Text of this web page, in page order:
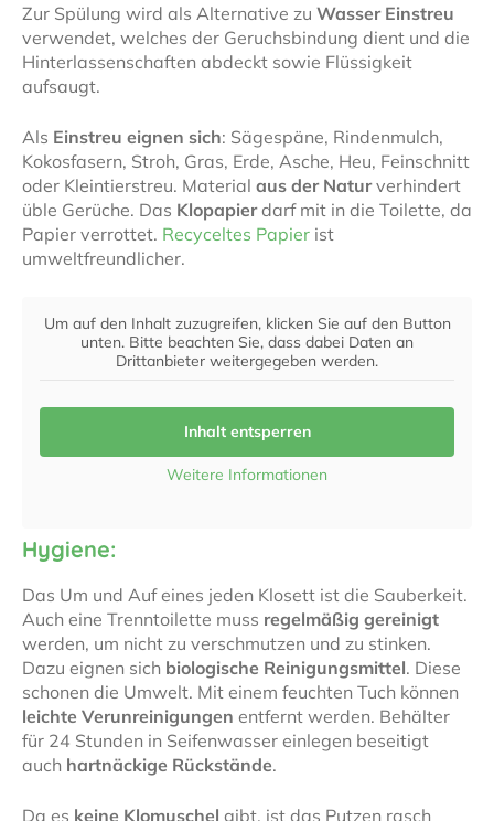
Zur Spülung wird als Alternative zu Wasser Einstreu
verwendet, welches der Geruchsbindung dient und die
Hinterlassenschaften abdeckt sowie Flüssigkeit
aufsaugt.
Als Einstreu eignen sich: Sägespäne, Rindenmulch,
Kokosfasern, Stroh, Gras, Erde, Asche, Heu, Feinschnitt
oder Kleintierstreu. Material aus der Naturverhindert
üble Gerüche. Das Klopapierdarf mit in die Toilette, da
Papier verrottet. Recyceltes Papier ist
umweltfreundlicher.
Um auf den Inhalt zuzugreifen, klicken Sie auf den Button
unten. Bitte beachten Sie, dass dabei Daten an
Drittanbieter weitergegeben werden.
Inhalt entsperren
Weitere Informationen
Hygiene:
Das Um und Auf eines jeden Klosett ist die Sauberkeit.
Auch eine Trenntoilette muss regelmäßig gereinigt
werden, um nicht zu verschmutzen und zu stinken.
Dazu eignen sich biologische Reinigungsmittel. Diese
schonen die Umwelt. Mit einem feuchten Tuch können
leichte Verunreinigungen entfernt werden. Behälter
für 24 Stunden in Seifenwasser einlegen beseitigt
auch hartnäckige Rückstände.
Da es keine Klomuschel gibt, ist das Putzen rasch